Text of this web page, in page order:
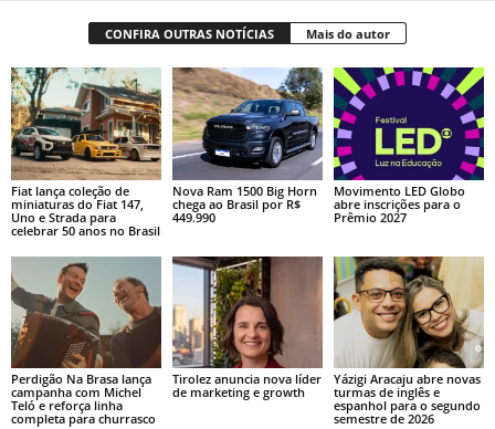
CONFIRA OUTRAS NOTÍCIAS Mais do autor
Fiat lança coleção de
miniaturas do Fiat 147,
Uno e Strada para
celebrar 50 anos no Brasil
Nova Ram 1500 Big Horn
chega ao Brasil por R$
449.990
Movimento LED Globo
abre inscrições para o
Prêmio 2027
Perdigão Na Brasa lança
campanha com Michel
Teló e reforça linha
completa para churrasco
Tirolez anuncia nova líder
de marketing e growth
Yázigi Aracaju abre novas
turmas de inglês e
espanhol para o segundo
semestre de 2026